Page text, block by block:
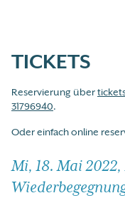
TICKETS
Reservierung über
31796940.
Oder einfach online
Mi, 18. Mai 2022,